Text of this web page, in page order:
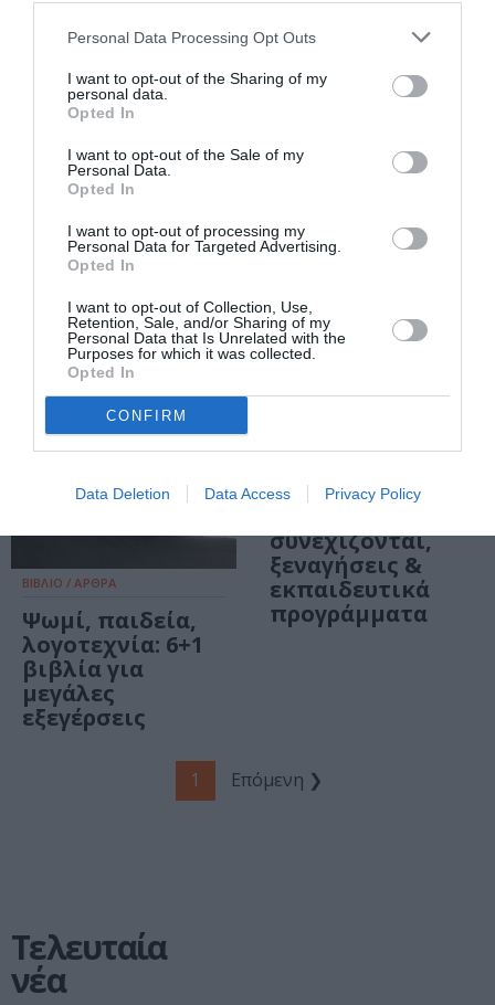
Personal Data Processing Opt Outs
I want to opt-out of the Sharing of my
personal data.
Opted In
I want to opt-out of the Sale of my
Personal Data.
Opted In
I want to opt-out of processing my
Personal Data for Targeted Advertising.
Opted In
I want to opt-out of Collection, Use,
Retention, Sale, and/or Sharing of my
Personal Data that Is Unrelated with the
Purposes for which it was collected.
Opted In
CONFIRM
Data Deletion Data Access Privacy Policy
Δίπυλον
ΠΑΙΔΙ / ΝΕΑ
Η φάρμα των
σκηνοθεσία
Μιχάλη
Μουσική
Βιβλιοθήκη
ΘΕΜΑΤΑ / ΝΕΑ
Πινακοθήκη:
εκπαιδευτικά
προγράμματα και
εκδηλώσεις
ΒΙΒΛΙΟ / ΑΡΘΡΑ
Ψωμί, παιδεία,
λογοτεχνία: 6+1
βιβλία για
μεγάλες
εξεγέρσεις
ΘΕΜΑΤΑ / ΝΕΑ
Νοέμβριος 2025
Πινακοθήκη:
Grounds”,
συνεχίζονται,
ξεναγήσεις &
εκπαιδευτικά
προγράμματα
1 Επόμενη ❯
Τελευταία
νέα